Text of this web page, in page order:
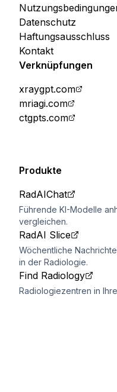
Datenschutz
Haftungsausschluss
Kontakt
Verknüpfungen
xraygpt.com
mriagi.com
ctgpts.com
Produkte
RadAIChat
Führende KI-Modelle
vergleichen.
RadAI Slice
Wöchentliche
in der Radiologie.
Find Radiology
Radiologiezentren in